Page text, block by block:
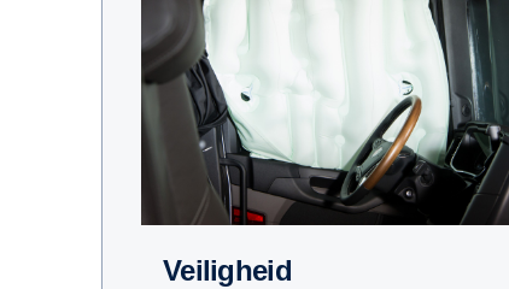
Veiligheid